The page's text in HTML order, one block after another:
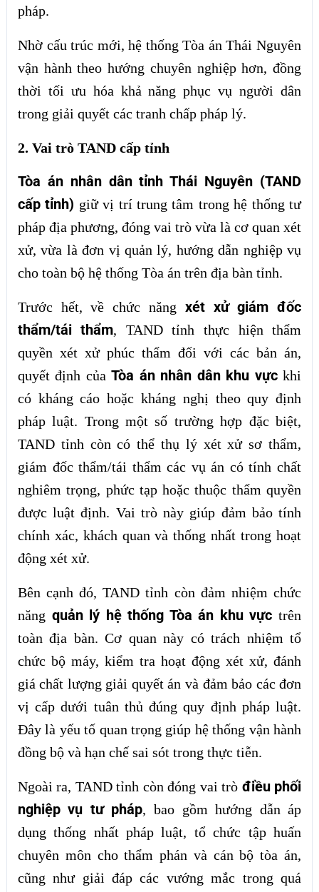
pháp.
Nhờ cấu trúc mới, hệ thống Tòa án Thái Nguyên
vận hành theo hướng chuyên nghiệp hơn, đồng
thời tối ưu hóa khả năng phục vụ người dân
trong giải quyết các tranh chấp pháp lý.
2. Vai trò TAND cấp tỉnh
Tòa án nhân dân tỉnh Thái Nguyên (TAND
cấp tỉnh) giữ vị trí trung tâm trong hệ thống tư
pháp địa phương, đóng vai trò vừa là cơ quan xét
xử, vừa là đơn vị quản lý, hướng dẫn nghiệp vụ
cho toàn bộ hệ thống Tòa án trên địa bàn tỉnh.
Trước hết, về chức năng xét xử giám đốc
thẩm/tái thẩm, TAND tỉnh thực hiện thẩm
quyền xét xử phúc thẩm đối với các bản án,
quyết định củaTòa án nhân dân khu vựckhi
có kháng cáo hoặc kháng nghị theo quy định
pháp luật. Trong một số trường hợp đặc biệt,
TAND tỉnh còn có thể thụ lý xét xử sơ thẩm,
giám đốc thẩm/tái thẩm các vụ án có tính chất
nghiêm trọng, phức tạp hoặc thuộc thẩm quyền
được luật định. Vai trò này giúp đảm bảo tính
chính xác, khách quan và thống nhất trong hoạt
động xét xử.
Bên cạnh đó, TAND tỉnh còn đảm nhiệm chức
năng quản lý hệ thống Tòa án khu vực trên
toàn địa bàn. Cơ quan này có trách nhiệm tổ
chức bộ máy, kiểm tra hoạt động xét xử, đánh
giá chất lượng giải quyết án và đảm bảo các đơn
vị cấp dưới tuân thủ đúng quy định pháp luật.
Đây là yếu tố quan trọng giúp hệ thống vận hành
đồng bộ và hạn chế sai sót trong thực tiễn.
Ngoài ra, TAND tỉnh còn đóng vai trò điều phối
nghiệp vụ tư pháp, bao gồm hướng dẫn áp
dụng thống nhất pháp luật, tổ chức tập huấn
chuyên môn cho thẩm phán và cán bộ tòa án,
cũng như giải đáp các vướng mắc trong quá